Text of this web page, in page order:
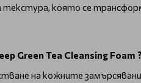
която се
Green Tea Cleansing Foam ?
на кожните